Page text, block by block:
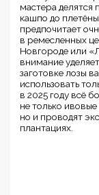
мастера
кашпо до
предпочитает
в ремесленных
Новгороде или
внимание
заготовке лозы
использовать
в 2025 году всё
не только ивовые
но и проводят
плантациях.